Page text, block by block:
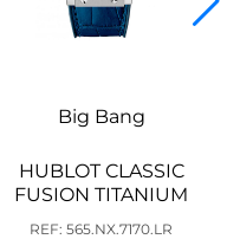
Big Bang
HUBLOT CLASSIC
FUSION TITANIUM
REF: 565.NX.7170.LR